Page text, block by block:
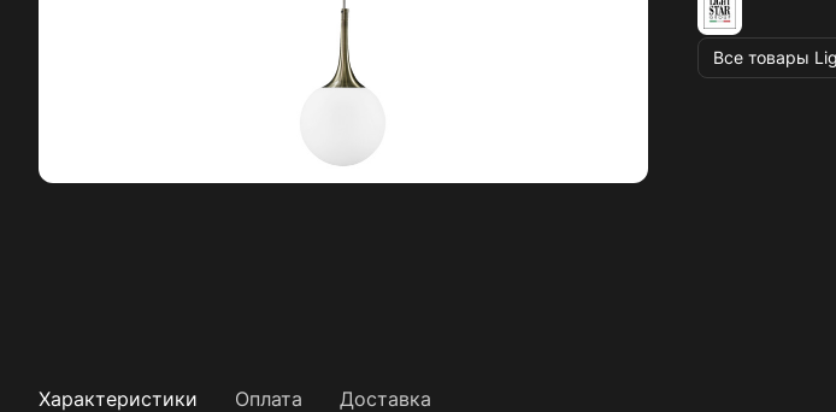
Все товары
Характеристики Оплата Доставка